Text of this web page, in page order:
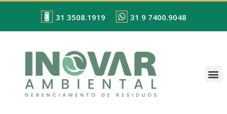
31 3508.1919 31 9 7400.9048